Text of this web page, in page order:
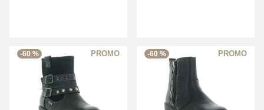
-60 % -60 %